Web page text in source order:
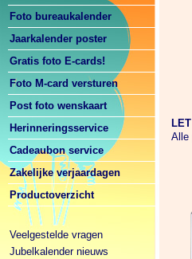
Alle
Foto bureaukalender
Jaarkalender poster
Gratis foto E-cards!
Foto M-card versturen
Post foto wenskaart
Herinneringsservice
Cadeaubon service
Zakelijke verjaardagen
Productoverzicht
Veelgestelde vragen
Jubelkalender nieuws